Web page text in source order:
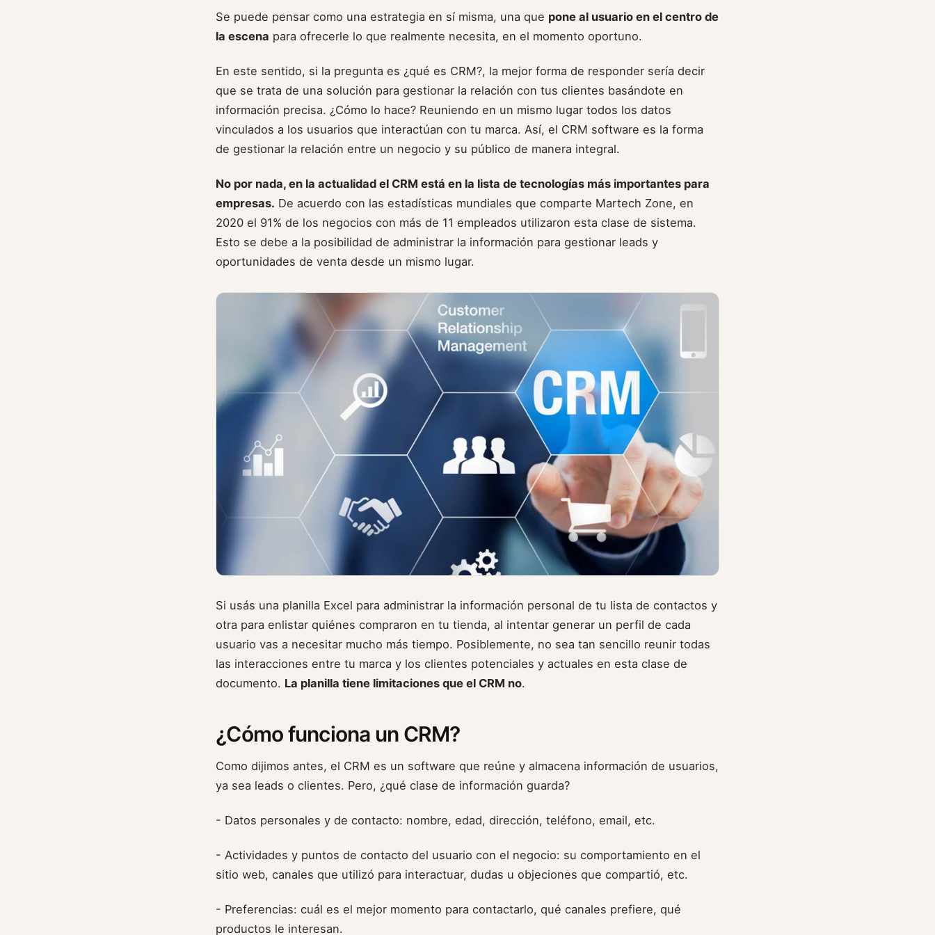
Se puede pensar como una estrategia en sí misma, una que pone al usuario en el centro de
la escena para ofrecerle lo que realmente necesita, en el momento oportuno.
En este sentido, si la pregunta es ¿qué es CRM?, la mejor forma de responder sería decir
que se trata de una solución para gestionar la relación con tus clientes basándote en
información precisa. ¿Cómo lo hace? Reuniendo en un mismo lugar todos los datos
vinculados a los usuarios que interactúan con tu marca. Así, el CRM software es la forma
de gestionar la relación entre un negocio y su público de manera integral.
No por nada, en la actualidad el CRM está en la lista de tecnologías más importantes para
empresas. De acuerdo con las estadísticas mundiales que comparte Martech Zone, en
2020 el 91% de los negocios con más de 11 empleados utilizaron esta clase de sistema.
Esto se debe a la posibilidad de administrar la información para gestionar leads y
oportunidades de venta desde un mismo lugar.
Si usás una planilla Excel para administrar la información personal de tu lista de contactos y
otra para enlistar quiénes compraron en tu tienda, al intentar generar un perfil de cada
usuario vas a necesitar mucho más tiempo. Posiblemente, no sea tan sencillo reunir todas
las interacciones entre tu marca y los clientes potenciales y actuales en esta clase de
documento. La planilla tiene limitaciones que el CRM no.
¿Cómo funciona un CRM?
Como dijimos antes, el CRM es un software que reúne y almacena información de usuarios,
ya sea leads o clientes. Pero, ¿qué clase de información guarda?
- Datos personales y de contacto: nombre, edad, dirección, teléfono, email, etc.
- Actividades y puntos de contacto del usuario con el negocio: su comportamiento en el
sitio web, canales que utilizó para interactuar, dudas u objeciones que compartió, etc.
- Preferencias: cuál es el mejor momento para contactarlo, qué canales prefiere, qué
productos le interesan.